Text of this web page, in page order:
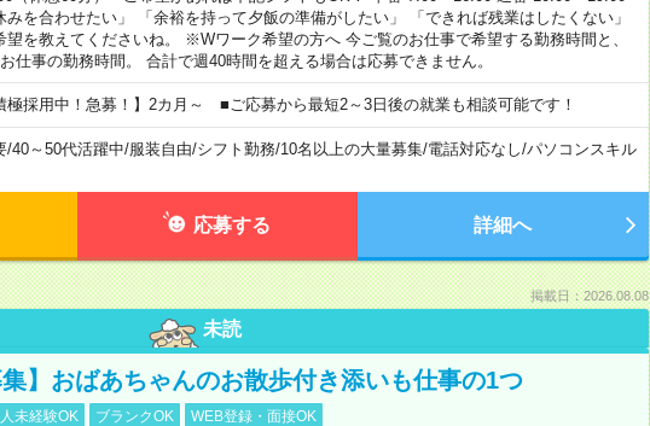
みを合わせたい」 「余裕を持って夕飯の準備がしたい」 「できれば残業はしたくない」
望を教えてくださいね。 ※Wワーク希望の方へ 今ご覧のお仕事で希望する勤務時間と、
仕事の勤務時間。 合計で週40時間を超える場合は応募できません。
極採用中！急募！】2カ月～ ■ご応募から最短2～3日後の就業も相談可能です！
/40～50代活躍中/服装自由/シフト勤務/10名以上の大量募集/電話対応なし/パソコンスキル
応募する 詳細へ
掲載日：2026.08.08
未読
集】おばあちゃんのお散歩付き添いも仕事の1つ
未経験OK ブランクOK WEB登録・面接OK